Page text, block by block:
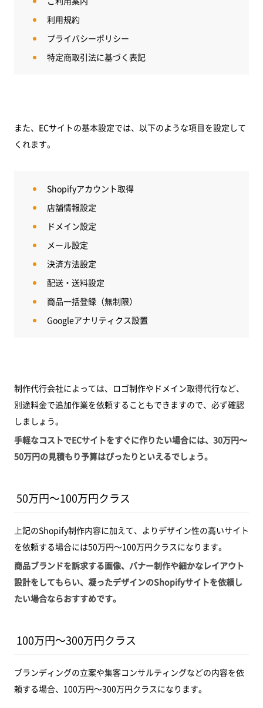
利用規約
プライバシーポリシー
特定商取引法に基づく表記
また、ECサイトの基本設定では、以下のような項目を設定して
くれます。
Shopifyアカウント取得
店舗情報設定
ドメイン設定
メール設定
決済方法設定
配送・送料設定
商品一括登録（無制限）
Googleアナリティクス設置
制作代行会社によっては、ロゴ制作やドメイン取得代行など、
別途料金で追加作業を依頼することもできますので、必ず確認
しましょう。
手軽なコストでECサイトをすぐに作りたい場合には、30万円～
50万円の見積もり予算はぴったりといえるでしょう。
50万円～100万円クラス
上記のShopify制作内容に加えて、よりデザイン性の高いサイト
を依頼する場合には50万円～100万円クラスになります。
商品ブランドを訴求する画像、バナー制作や細かなレイアウト
設計をしてもらい、凝ったデザインのShopifyサイトを依頼し
たい場合ならおすすめです。
100万円～300万円クラス
ブランディングの立案や集客コンサルティングなどの内容を依
頼する場合、100万円～300万円クラスになります。